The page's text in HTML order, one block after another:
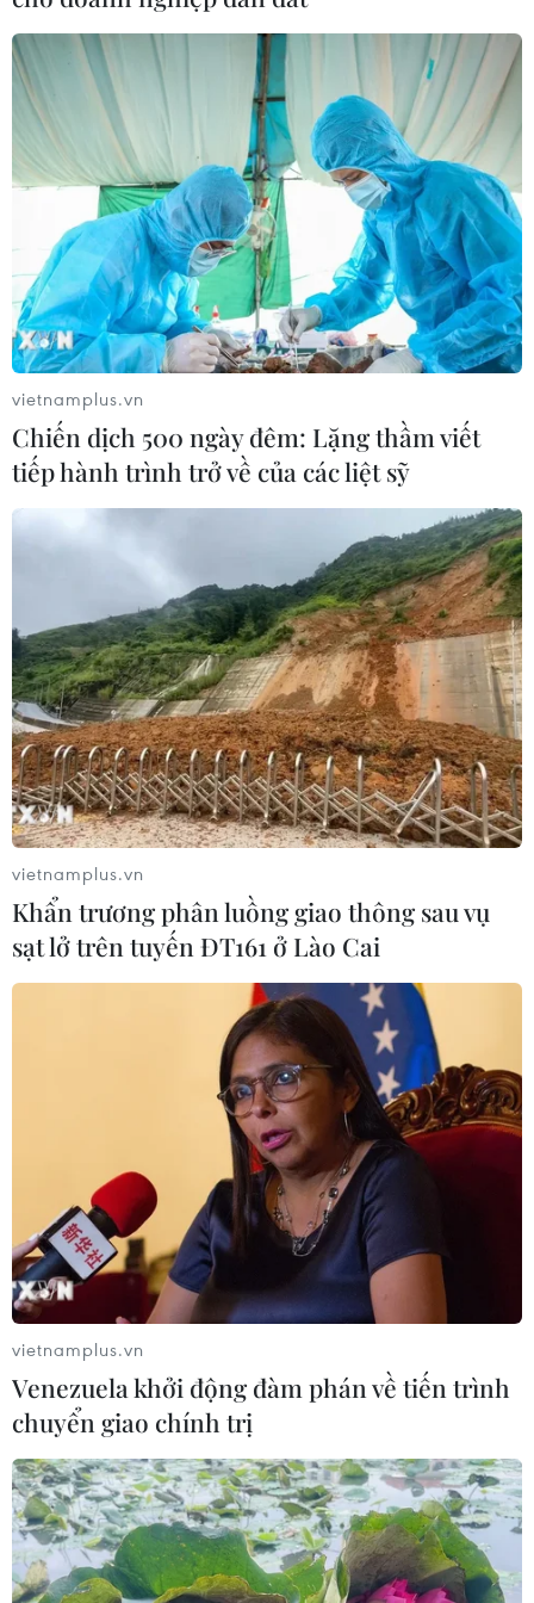
vietnamplus.vn
Chiến dịch 500 ngày đêm: Lặng thầm viết
tiếp hành trình trở về của các liệt sỹ
vietnamplus.vn
Khẩn trương phân luồng giao thông sau vụ
sạt lở trên tuyến ĐT161 ở Lào Cai
vietnamplus.vn
Venezuela khởi động đàm phán về tiến trình
chuyển giao chính trị